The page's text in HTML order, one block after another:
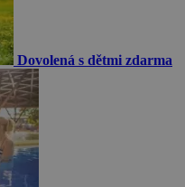
Dovolená s dětmi zdarma